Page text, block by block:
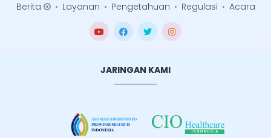
Berita
• Layanan • Pengetahuan • Regulasi • Acara
JARINGAN KAMI